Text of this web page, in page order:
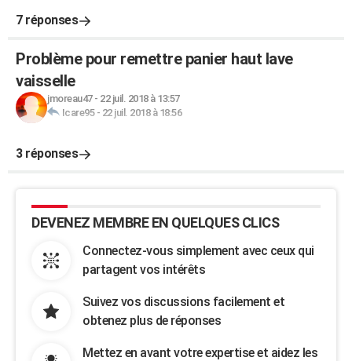
7 réponses
Problème pour remettre panier haut lave
vaisselle
jmoreau47- 22 juil. 2018 à 13:57
Icare95- 22 juil. 2018 à 18:56
3 réponses
DEVENEZ MEMBRE EN QUELQUES CLICS
Connectez-vous simplement avec ceux qui
partagent vos intérêts
Suivez vos discussions facilement et
obtenez plus de réponses
Mettez en avant votre expertise et aidez les